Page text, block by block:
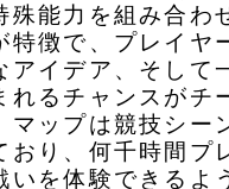
殊能力を組み合わ
特徴で、プレイヤ
アイデア、そして
れるチャンスがチ
マップは競技シー
おり、何千時間プ
いを体験できるよ